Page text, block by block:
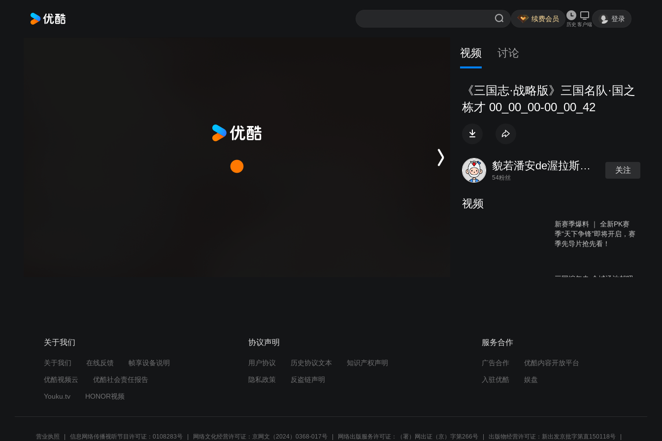
续费会员
历史 客户端
登录
视频 讨论
《三国志·战略版》三国名队·国之
栋才 00_00_00-00_00_42
貌若潘安de渥拉斯顿太
54粉丝
关注
视频
新赛季爆料 ｜ 全新PK赛
季“天下争锋”即将开启，赛
季先导片抢先看！
三国编年史-金城汤池郝昭
关于我们
关于我们 在线反馈 帧享设备说明
优酷视频云 优酷社会责任报告
Youku.tv HONOR视频
协议声明
用户协议 历史协议文本 知识产权声明
隐私政策 反盗链声明
服务合作
广告合作 优酷内容开放平台
入驻优酷 娱盘
营业执照 信息网络传播视听节目许可证：0108283号 网络文化经营许可证：京网文（2024）0368-017号 网络出版服务许可证：（署）网出证（京）字第266号 出版物经营许可证：新出发京批字第直150118号